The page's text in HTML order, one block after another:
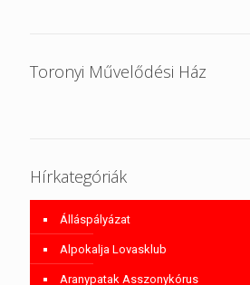
Toronyi Művelődési Ház
Hírkategóriák
Álláspályázat
Alpokalja Lovasklub
Aranypatak Asszonykórus